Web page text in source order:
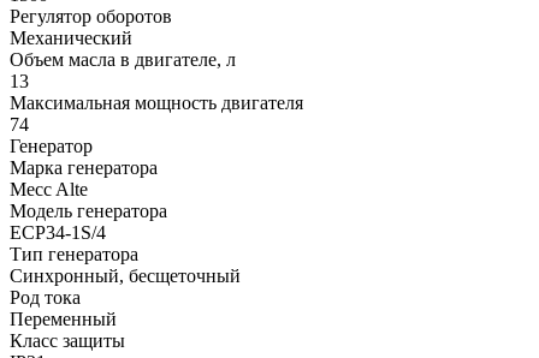
Регулятор оборотов
Механический
Объем масла в двигателе, л
13
Максимальная мощность двигателя
74
Генератор
Марка генератора
Mecc Alte
Модель генератора
ECP34-1S/4
Тип генератора
Синхронный, бесщеточный
Род тока
Переменный
Класс защиты